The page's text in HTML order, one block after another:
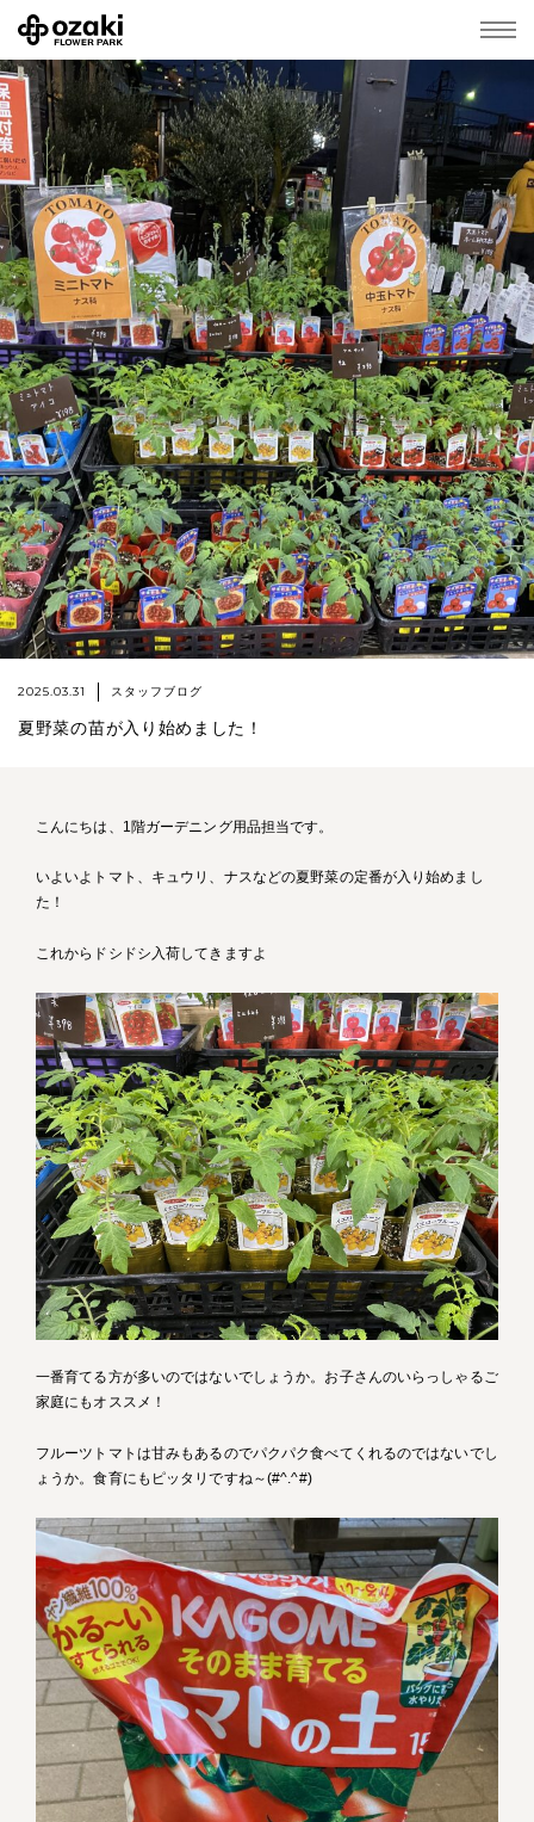
2025.03.31 スタッフブログ
夏野菜の苗が入り始めました！
こんにちは、1階ガーデニング用品担当です。
いよいよトマト、キュウリ、ナスなどの夏野菜の定番が入り始めまし
た！
これからドシドシ入荷してきますよ
一番育てる方が多いのではないでしょうか。お子さんのいらっしゃるご
家庭にもオススメ！
フルーツトマトは甘みもあるのでパクパク食べてくれるのではないでし
ょうか。食育にもピッタリですね～(#^.^#)